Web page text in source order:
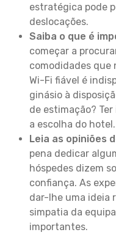
estratégica pode
deslocações.
Saiba o que é
começar a
comodidades que
Wi-Fi fiável é
ginásio à
de estimação?
a escolha do hotel.
Leia as opiniões
pena dedicar
hóspedes dizem
confiança. As
dar-lhe uma ideia
simpatia da
importantes.